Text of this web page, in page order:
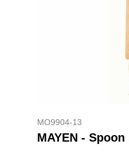
MO9904-13
MAYEN -